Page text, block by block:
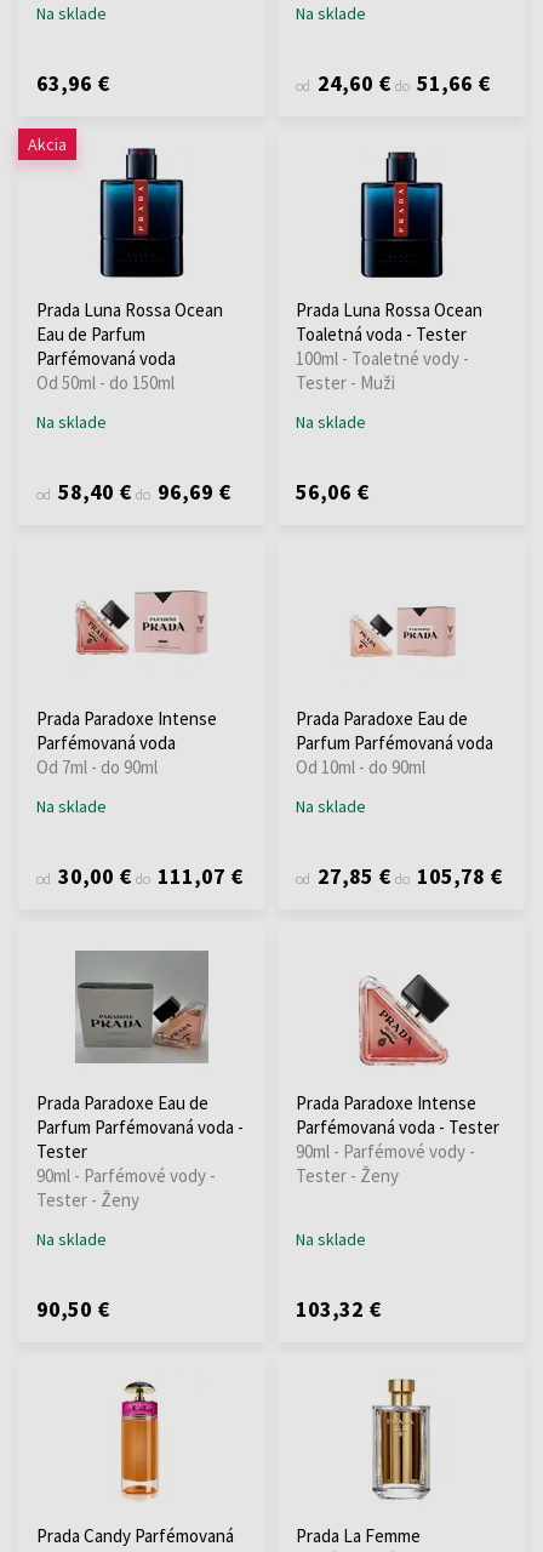
Na sklade
63,96 €
Na sklade
od 24,60 € do 51,66 €
Akcia
Prada Luna Rossa Ocean
Eau de Parfum
Parfémovaná voda
Od 50ml - do 150ml
Na sklade
od 58,40 € do 96,69 €
Prada Luna Rossa Ocean
Toaletná voda - Tester
100ml - Toaletné vody -
Tester - Muži
Na sklade
56,06 €
Prada Paradoxe Intense
Parfémovaná voda
Od 7ml - do 90ml
Na sklade
od 30,00 € do 111,07 €
Prada Paradoxe Eau de
Parfum Parfémovaná voda
Od 10ml - do 90ml
Na sklade
od 27,85 € do 105,78 €
Prada Paradoxe Eau de
Parfum Parfémovaná voda -
Tester
90ml - Parfémové vody -
Tester - Ženy
Na sklade
90,50 €
Prada Paradoxe Intense
Parfémovaná voda - Tester
90ml - Parfémové vody -
Tester - Ženy
Na sklade
103,32 €
Prada Candy Parfémovaná
Prada La Femme